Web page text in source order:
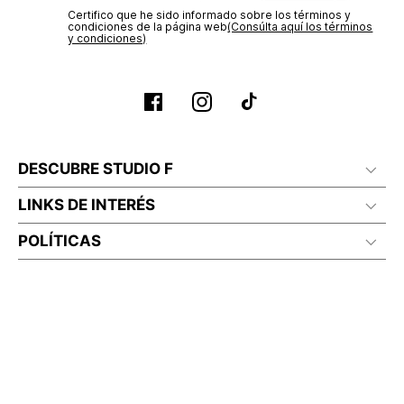
No planchar con vapor
Certifico que he sido informado sobre los términos y
condiciones de la página web‎(Consúlta aquí los términos
y condiciones)
DESCUBRE STUDIO F
LINKS DE INTERÉS
POLÍTICAS